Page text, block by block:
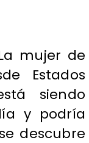
mujer de
Estados
siendo
y podría
descubre